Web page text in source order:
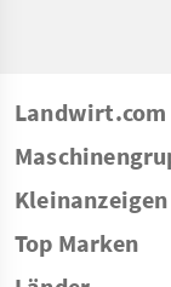
Landwirt.com
Kleinanzeigen
Top Marken